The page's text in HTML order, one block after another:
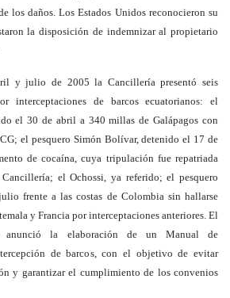
los daños. Los Estados Unidos reconocieron su
la disposición de indemnizar al propietario
y julio de 2005 la Cancillería presentó seis
interceptaciones de barcos ecuatorianos: el
el 30 de abril a 340 millas de Galápagos con
el pesquero Simón Bolívar, detenido el 17 de
de cocaína, cuya tripulación fue repatriada
el Ochossi, ya referido; el pesquero
frente a las costas de Colombia sin hallarse
y Francia por interceptaciones anteriores. El
anunció la elaboración de un Manual de
de barcos, con el objetivo de evitar
y garantizar el cumplimiento de los convenios